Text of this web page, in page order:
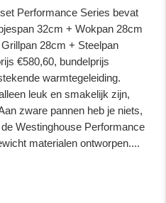
Performance Series bevat
32cm + Wokpan 28cm
28cm + Steelpan
€580,60, bundelprijs
warmtegeleiding.
leuk en smakelijk zijn,
zware pannen heb je niets,
Westinghouse Performance
materialen ontworpen....